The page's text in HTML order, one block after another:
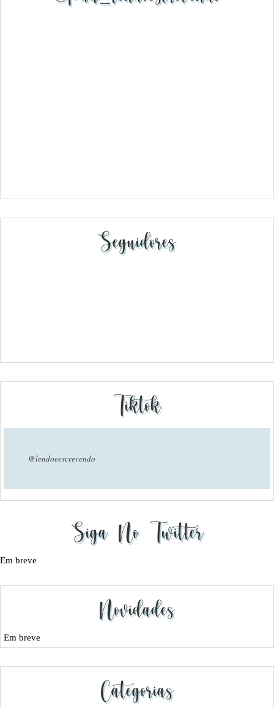
Seguidores
Tiktok
@lendoeescrevendo
Siga No Twitter
Em breve
Novidades
Em breve
Categorias